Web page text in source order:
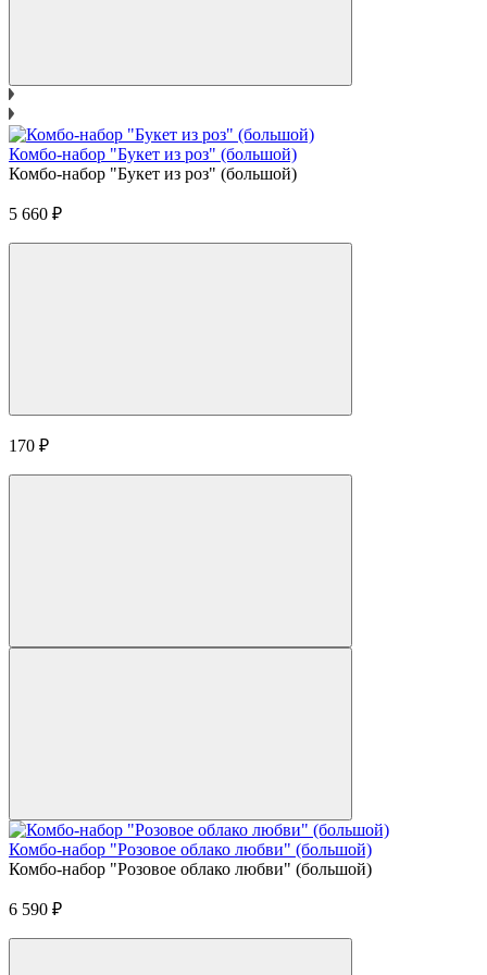
Комбо-набор "Букет из роз" (большой)
Комбо-набор "Букет из роз" (большой)
5 660 ₽
170 ₽
Комбо-набор "Розовое облако любви" (большой)
Комбо-набор "Розовое облако любви" (большой)
6 590 ₽